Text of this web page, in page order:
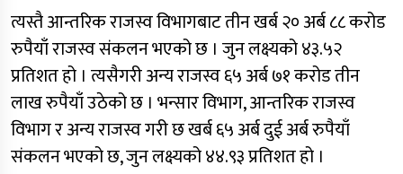
त्यस्तै आन्तरिक राजस्व विभागबाट तीन खर्ब २० अर्ब ८८ करोड
रुपैयाँ राजस्व संकलन भएको छ । जुन लक्ष्यको ४३.५२
प्रतिशत हो । त्यसैगरी अन्य राजस्व ६५ अर्ब ७१ करोड तीन
लाख रुपैयाँ उठेको छ । भन्सार विभाग, आन्तरिक राजस्व
विभाग र अन्य राजस्व गरी छ खर्ब ६५ अर्ब दुई अर्ब रुपैयाँ
संकलन भएको छ, जुन लक्ष्यको ४४.९३ प्रतिशत हो ।